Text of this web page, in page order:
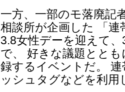
一方、一部のモ落廃記
相談所が企画した 「
3.8女性デーを迎えて
で、 好きな議題とと
録するイベントだ。
ッシュタグなどを利